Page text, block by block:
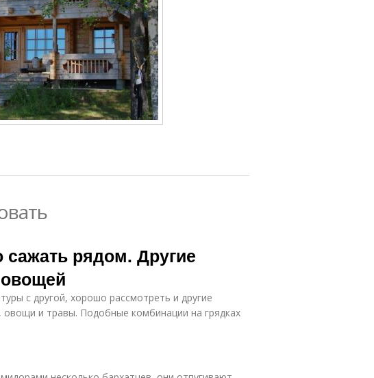
рядом. Другие
с другой, хорошо рассмотреть и другие
и травы. Подобные комбинации на грядках